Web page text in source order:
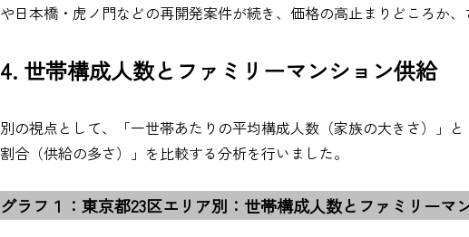
や日本橋・虎ノ門などの再開発案件が続き、価格の高止まりどころか、
4. 世帯構成人数とファミリーマンション供給
別の視点として、「一世帯あたりの平均構成人数（家族の大きさ）」
割合（供給の多さ）」を比較する分析を行いました。
グラフ１：東京都23区エリア別：世帯構成人数とファミリーマ